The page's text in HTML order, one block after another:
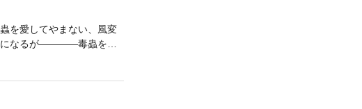
を愛してやまない、風変
になるが――――毒蟲を愛
信。